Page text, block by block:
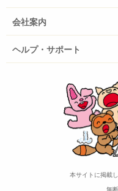
会社案内
ヘルプ・サポート
本サイトに掲載